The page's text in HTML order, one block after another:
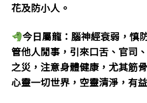
花及防小人。
今日屬龍：腦神經衰弱，慎
管他人閒事，引來口舌、官司
之災，注意身體健康，尤其筋
心靈一切世界，空靈清淨，有